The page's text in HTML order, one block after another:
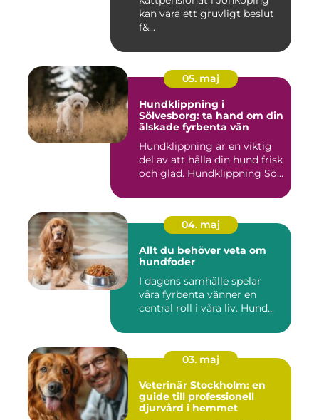
kan vara ett gruvligt beslut
f&...
05. maj
Hundklippning i
Sölvesborg: ta hand om din
älskade fyrbenta vän
Hundklippning är en viktig
del av att hålla din hund frisk
och glad. Hundklippning Sö...
04. maj
Allt du behöver veta om
hundfoder
I dagens samhälle spelar
våra fyrbenta vänner en
central roll i våra liv. Hund...
03. maj
Veterinär Stockholm: en
guide till professionell
djurvård i hemmet